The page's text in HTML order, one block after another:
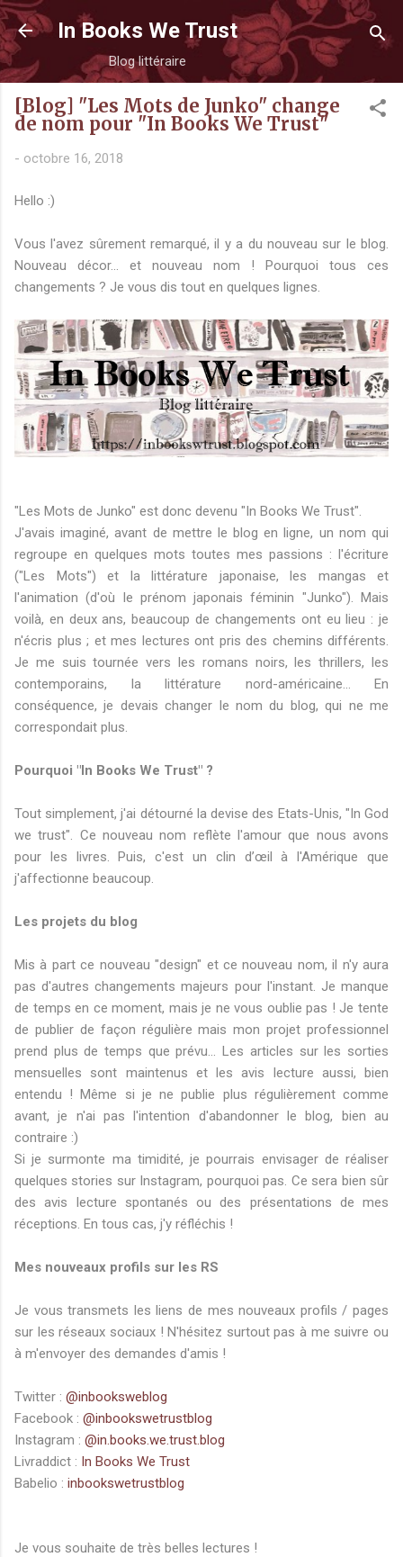
Accéder au contenu principal
In Books We Trust
Blog littéraire
[Blog] "Les Mots de Junko" change
de nom pour "In Books We Trust"
- octobre 16, 2018
Hello :)
Vous l'avez sûrement remarqué, il y a du nouveau sur le blog.
Nouveau décor... et nouveau nom ! Pourquoi tous ces
changements ? Je vous dis tout en quelques lignes.
"Les Mots de Junko" est donc devenu "In Books We Trust".
J'avais imaginé, avant de mettre le blog en ligne, un nom qui
regroupe en quelques mots toutes mes passions : l'écriture
("Les Mots") et la littérature japonaise, les mangas et
l'animation (d'où le prénom japonais féminin "Junko"). Mais
voilà, en deux ans, beaucoup de changements ont eu lieu : je
n'écris plus ; et mes lectures ont pris des chemins différents.
Je me suis tournée vers les romans noirs, les thrillers, les
contemporains, la littérature nord-américaine... En
conséquence, je devais changer le nom du blog, qui ne me
correspondait plus.
Pourquoi "In Books We Trust" ?
Tout simplement, j'ai détourné la devise des Etats-Unis, "In God
we trust". Ce nouveau nom reflète l'amour que nous avons
pour les livres. Puis, c'est un clin d’œil à l'Amérique que
j'affectionne beaucoup.
Les projets du blog
Mis à part ce nouveau "design" et ce nouveau nom, il n'y aura
pas d'autres changements majeurs pour l'instant. Je manque
de temps en ce moment, mais je ne vous oublie pas ! Je tente
de publier de façon régulière mais mon projet professionnel
prend plus de temps que prévu... Les articles sur les sorties
mensuelles sont maintenus et les avis lecture aussi, bien
entendu ! Même si je ne publie plus régulièrement comme
avant, je n'ai pas l'intention d'abandonner le blog, bien au
contraire :)
Si je surmonte ma timidité, je pourrais envisager de réaliser
quelques stories sur Instagram, pourquoi pas. Ce sera bien sûr
des avis lecture spontanés ou des présentations de mes
réceptions. En tous cas, j'y réfléchis !
Mes nouveaux profils sur les RS
Je vous transmets les liens de mes nouveaux profils / pages
sur les réseaux sociaux ! N'hésitez surtout pas à me suivre ou
à m'envoyer des demandes d'amis !
Twitter : @inbooksweblog
Facebook : @inbookswetrustblog
Instagram : @in.books.we.trust.blog
Livraddict : In Books We Trust
Babelio : inbookswetrustblog
Je vous souhaite de très belles lectures !